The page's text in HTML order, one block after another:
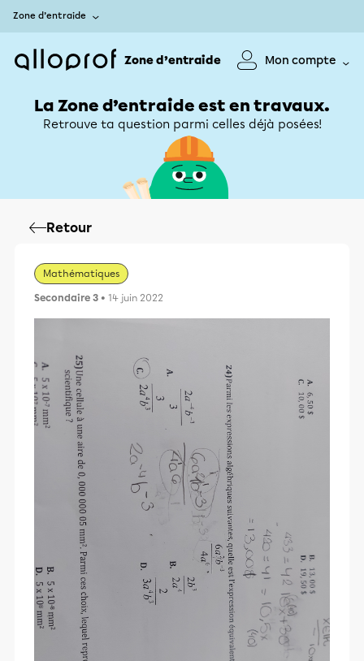
Zone d’entraide
Zone d’entraide Mon compte
La Zone d’entraide est en travaux.
Retrouve ta question parmi celles déjà posées!
Retour
Mathématiques
Secondaire 3 • 14 juin 2022